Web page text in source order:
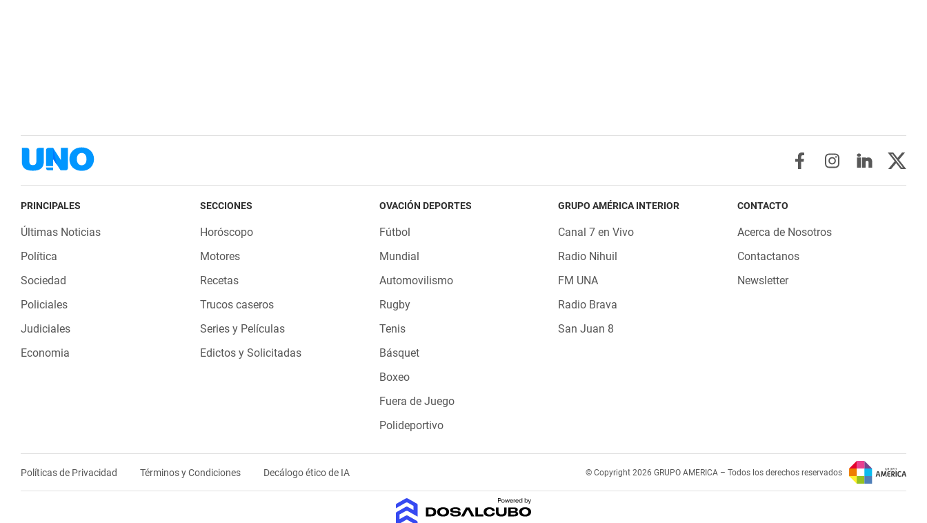
PRINCIPALES
Últimas Noticias
Política
Sociedad
Policiales
Judiciales
Economia
SECCIONES
Horóscopo
Motores
Recetas
Trucos caseros
Series y Películas
Edictos y Solicitadas
OVACIÓN DEPORTES
Fútbol
Mundial
Automovilismo
Rugby
Tenis
Básquet
Boxeo
Fuera de Juego
Polideportivo
GRUPO AMÉRICA INTERIOR
Canal 7 en Vivo
Radio Nihuil
FM UNA
Radio Brava
San Juan 8
CONTACTO
Acerca de Nosotros
Contactanos
Newsletter
Políticas de Privacidad Términos y Condiciones Decálogo ético de IA © Copyright 2026 GRUPO AMERICA – Todos los derechos reservados